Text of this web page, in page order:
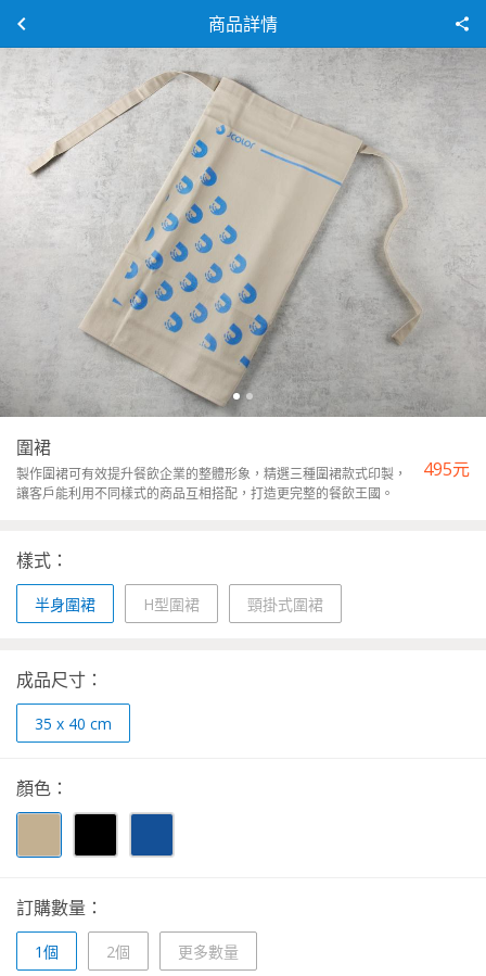
商品詳情
圍裙
製作圍裙可有效提升餐飲企業的整體形象，精選三種圍裙款式印製，
讓客戶能利用不同樣式的商品互相搭配，打造更完整的餐飲王國。
495元
樣式：
半身圍裙 H型圍裙 頸掛式圍裙
成品尺寸：
35 x 40 cm
顏色：
訂購數量：
1個 2個 更多數量